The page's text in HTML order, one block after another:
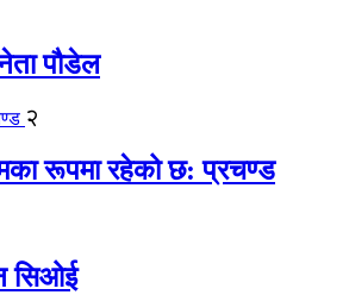
पौडेल
२
रूपमा रहेको छ: प्रचण्ड
सिओई